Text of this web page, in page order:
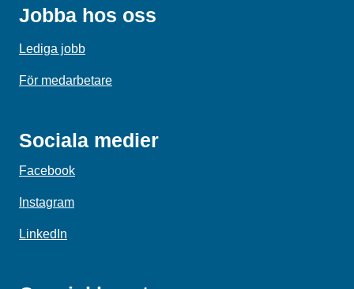
Jobba hos oss
Lediga jobb
För medarbetare
Sociala medier
Facebook
Instagram
LinkedIn